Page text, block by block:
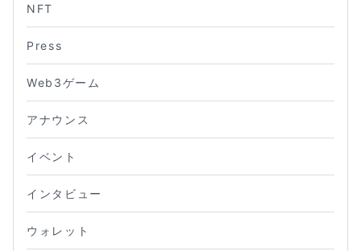
NFT
Press
Web3ゲーム
アナウンス
イベント
インタビュー
ウォレット